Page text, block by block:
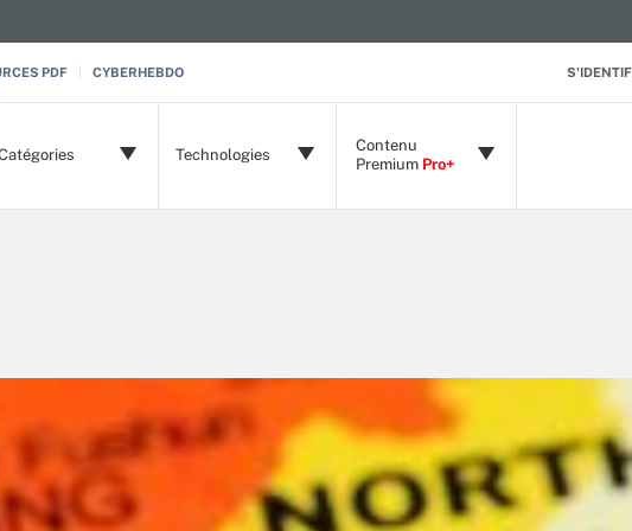
PDF CYBERHEBDO
Technologies
Contenu
Premium Pro+